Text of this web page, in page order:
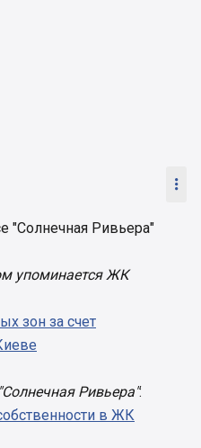

Ривьера"
упоминается ЖК
зон за счет
Ривьера":
в ЖК